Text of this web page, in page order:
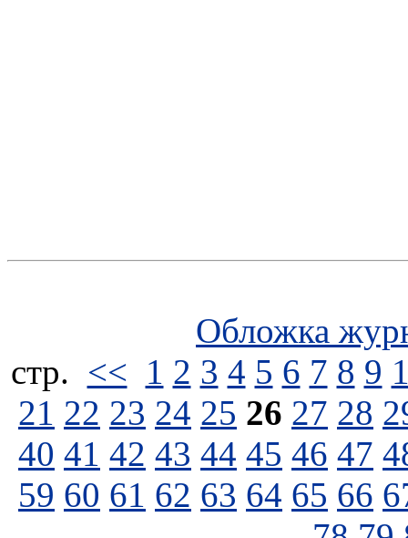
Обложка
стp. << 1 2 3 4 5 6 7 8 9
21 22 23 24 25 26 27 28
40 41 42 43 44 45 46 47
59 60 61 62 63 64 65 66